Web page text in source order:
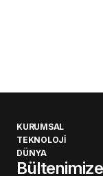
İYİ Parti Denizli
Kasım
mesaj